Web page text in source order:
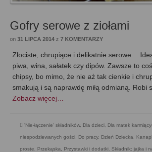
Gofry serowe z ziołami
on 31 LIPCA 2014 z 7 KOMENTARZY
Złociste, chrupiące i delikatnie serowe…
piwa, wina, sałatek czy dipów. Zawsze to
chipsy, bo mimo, że nie aż tak cienkie i
smakują i są naprawdę miłą odmianą. Robi
Zobacz więcej…
'Nie-łączenie' składników, Dla dzieci, Dla matek
niespodziewanych gości, Do pracy, Dzień Dziecka,
proste, Przekąska, Przystawki i dodatki, Składnik: jajka i